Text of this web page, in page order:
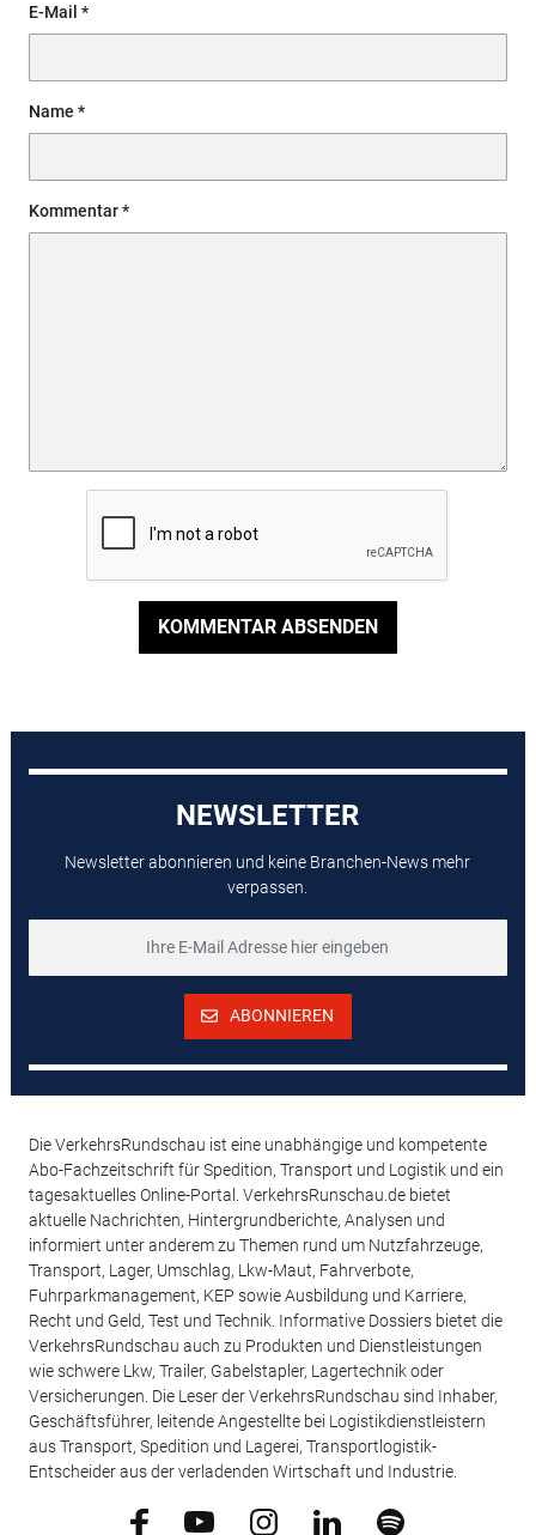
E-Mail
Name
Kommentar
KOMMENTAR ABSENDEN
NEWSLETTER
Newsletter abonnieren und keine Branchen-News mehr
verpassen.
ABONNIEREN
Die VerkehrsRundschau ist eine unabhängige und kompetente
Abo-Fachzeitschrift für Spedition, Transport und Logistik und ein
tagesaktuelles Online-Portal. VerkehrsRunschau.de bietet
aktuelle Nachrichten, Hintergrundberichte, Analysen und
informiert unter anderem zu Themen rund um Nutzfahrzeuge,
Transport, Lager, Umschlag, Lkw-Maut, Fahrverbote,
Fuhrparkmanagement, KEP sowie Ausbildung und Karriere,
Recht und Geld, Test und Technik. Informative Dossiers bietet die
VerkehrsRundschau auch zu Produkten und Dienstleistungen
wie schwere Lkw, Trailer, Gabelstapler, Lagertechnik oder
Versicherungen. Die Leser der VerkehrsRundschau sind Inhaber,
Geschäftsführer, leitende Angestellte bei Logistikdienstleistern
aus Transport, Spedition und Lagerei, Transportlogistik-
Entscheider aus der verladenden Wirtschaft und Industrie.